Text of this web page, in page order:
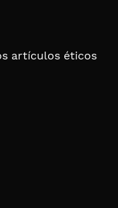
artículos éticos